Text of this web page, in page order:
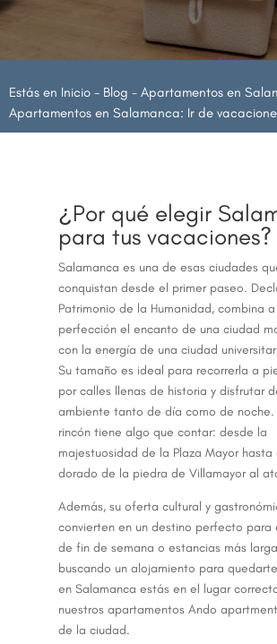
Estás en Inicio - Blog - Apartamentos en
Apartamentos en Salamanca: Ir de
¿Por qué elegir
para tus vacaciones?
Salamanca es una de esas ciudades
conquistan desde el primer paseo.
Patrimonio de la Humanidad, combina
perfección el encanto de una ciudad
con la energía de una ciudad
Su tamaño es ideal para recorrerla a
por calles llenas de historia y disfrutar
ambiente tanto de día como de noche.
rincón tiene algo que contar: desde la
majestuosidad de la Plaza Mayor
dorado de la piedra de Villamayor al
Además, su oferta cultural y
convierten en un destino perfecto para
de fin de semana o estancias más
buscando un alojamiento para
en Salamanca estás en el lugar
nuestros apartamentos Ando
de la ciudad.